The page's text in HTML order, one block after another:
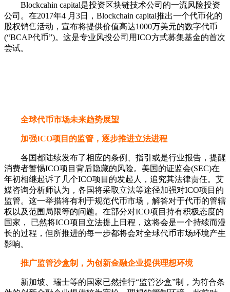
Blockcahin capital是投资区块链技术公司的一流风险投资
公司。在2017年4 月3日，Blockchain capital推出一个代币化的
股权销售活动，宣布将提供价值高达1000万美元的数字代币
(“BCAP代币”)。这是专业风投公司用ICO方式募集基金的首次
尝试。
全球代币市场未来趋势展望
加强ICO项目的监管，逐步推进立法进程
各国都陆续发布了相应的条例、指引或是行业报告，提醒
消费者警惕ICO项目背后隐藏的风险。美国的证监会(SEC)在
年初相继起诉了几个ICO项目的发起人，追究其法律责任。艾
媒咨询分析师认为，各国将采取立法等途径加强对ICO项目的
监管。这一举措将有利于规范代币市场，解答对于代币的管辖
权以及范围局限等的问题。在部分对ICO项目持有积极态度的
国家， 已然将ICO项目立法提上日程，这将会是一个持续而漫
长的过程，但所推进的每一步都将会对全球代币市场环境产生
影响。
推广监管沙盒制，为创新金融企业提供理想环境
新加坡、瑞士等的国家已然推行“监管沙盒”制，为符合条